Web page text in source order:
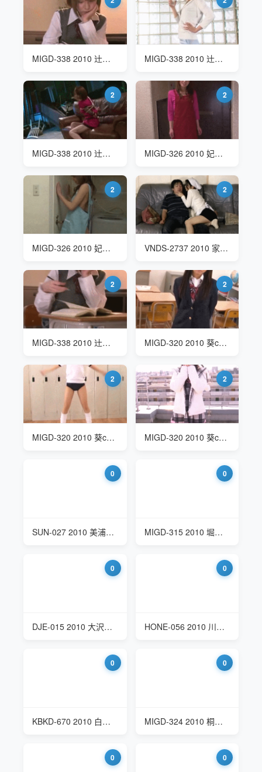
MIGD-338 2010 辻本亮(辻本りょう Tsujimoto Ryo) 百变造型美少女 MIGD-338 2010 辻本亮(辻本りょう Tsujimoto Ryo) 百变造型美少女
2
MIGD-338 2010 辻本亮(辻本りょう Tsujimoto Ryo) 百变造型美少女
2
MIGD-326 2010 妃悠愛(Azumi mizushima) 欲求不满的家庭主妇
2
MIGD-326 2010 妃悠愛(Azumi mizushima) 欲求不满的家庭主妇
2
VNDS-2737 2010 家政妇
2
MIGD-338 2010 辻本亮(辻本りょう Tsujimoto Ryo) 百变造型美少女
2
MIGD-320 2010 葵chihiro(葵ちひろ Aoi Chihiro) 梦幻女郎DREAM WOMAN
2
MIGD-320 2010 葵chihiro(葵ちひろ Aoi Chihiro) 梦幻女郎DREAM WOMAN
2
MIGD-320 2010 葵chihiro(葵ちひろ Aoi Chihiro) 梦幻女郎DREAM WOMAN
0
SUN-027 2010 美浦詩音(Miura Shion) 已婚少妇和情人出去旅游
0
MIGD-315 2010 堀口奈津美(Horiguchi Natsumi) 真性中人
0
DJE-015 2010 大沢美加(大泽美加 Osawa Mika) 被玷污的优等生
0
HONE-056 2010 川添杏奈(Kawase Anna) 欲求不满的丰满母亲
0
KBKD-670 2010 白山百合 (白山ゆり Shirayama Yuri) 彼女の母親
0
MIGD-324 2010 桐原エリカ (Erika Kirihara) 初剃り
0 0